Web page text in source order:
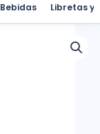
Bebidas Libretas y